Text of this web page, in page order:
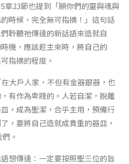
章23節也提到「願你們的靈與魂與
時候，完全無可指摘！」這句話
聆聽祂傳達的新話語來造就自
機，應該趁主來時，將自己的
指摘的程度。
大戶人家，不但有金器銀器，也
有作為卑賤的。人若自潔，脫離
，成為聖潔，合乎主用，預備行
，要將自己造就成貴重的器皿，
。
想傳達：一定要按照聖三位的旨